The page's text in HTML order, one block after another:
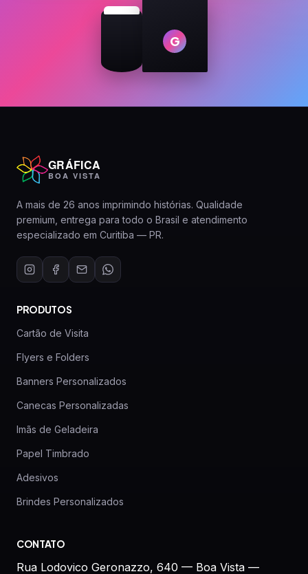
G
GRÁFICA
BOA VISTA
A mais de 26 anos imprimindo histórias. Qualidade
premium, entrega para todo o Brasil e atendimento
especializado em Curitiba — PR.
PRODUTOS
Cartão de Visita
Flyers e Folders
Banners Personalizados
Canecas Personalizadas
Imãs de Geladeira
Papel Timbrado
Adesivos
Brindes Personalizados
CONTATO
Rua Lodovico Geronazzo, 640 — Boa Vista —